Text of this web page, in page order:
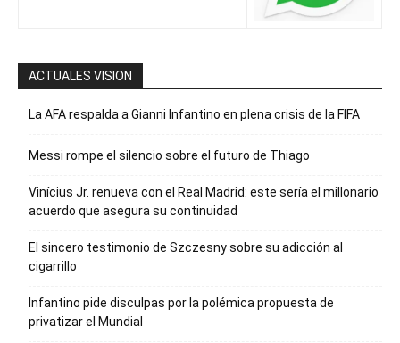
ACTUALES VISION
La AFA respalda a Gianni Infantino en plena crisis de la FIFA
Messi rompe el silencio sobre el futuro de Thiago
Vinícius Jr. renueva con el Real Madrid: este sería el millonario
acuerdo que asegura su continuidad
El sincero testimonio de Szczesny sobre su adicción al
cigarrillo
Infantino pide disculpas por la polémica propuesta de
privatizar el Mundial